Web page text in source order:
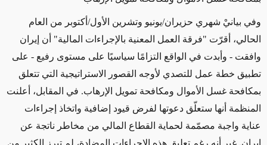
وفي بيانيْ شهري حزيران/يونيو وتشرين الأول/أكتوبر من العام
الحالي، أقرّت "فرقة العمل المعنية بالإجراءات المالية" أن إيران
وافقت - وأبدت في الواقع التزامًا سياسيًا على مستوى رفيع - على
تطبيق خطة عمل للتصدي لأوجه القصور الاستراتيجية التي تتعلق
بمكافحة غسل الأموال ومكافحة تمويل الإرهاب. في المقابل، أعلنت
المنظمة أنها ستعلّق دعوتها لفرض قيود إضافية واتخاذ إجراءات
عناية واجبة مصمّمة لحماية القطاع المالي من مخاطر ناتجة عن
إيران. غير أنه رغم تعليق هذه الإجراءات المضادة، لم تبرز الكثير من